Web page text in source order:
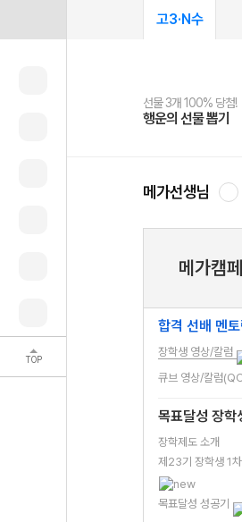
TOP
고3·N수
선물 3개 100% 당첨!
행운의 선물 뽑기
선물 100% 증정!
메가스터디 X 올리브
여름방학 스터디 캐시백
메가런 썸머스쿨
2027 러셀 단과
강사 공개선발
스마트러닝앱
설문 EVENT
메가패스
3일 무료 체험권
메가패스 수강생 무료혜
메가클럽 멤버십
사회공헌 캠페인
희망이룸 메가나눔
메가선생님
메가캠
합격 선배 멘토
장학생 영상/칼럼
큐브 영상/칼럼
목표달성 장학
장학제도 소개
제23기 장학생 1
목표달성 성공기